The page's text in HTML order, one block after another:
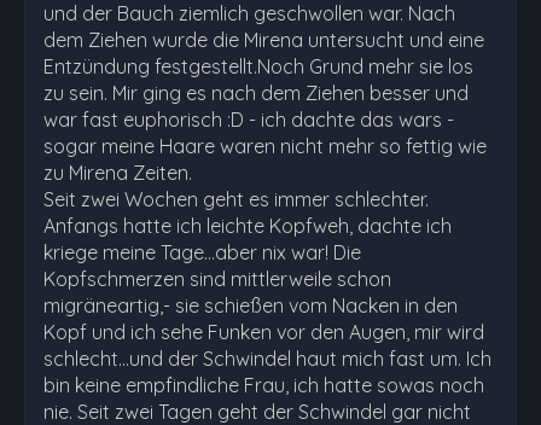
und der Bauch ziemlich geschwollen war. Nach
dem Ziehen wurde die Mirena untersucht und eine
Entzündung festgestellt.Noch Grund mehr sie los
zu sein. Mir ging es nach dem Ziehen besser und
war fast euphorisch :D - ich dachte das wars -
sogar meine Haare waren nicht mehr so fettig wie
zu Mirena Zeiten.
Seit zwei Wochen geht es immer schlechter.
Anfangs hatte ich leichte Kopfweh, dachte ich
kriege meine Tage...aber nix war! Die
Kopfschmerzen sind mittlerweile schon
migräneartig,- sie schießen vom Nacken in den
Kopf und ich sehe Funken vor den Augen, mir wird
schlecht...und der Schwindel haut mich fast um. Ich
bin keine empfindliche Frau, ich hatte sowas noch
nie. Seit zwei Tagen geht der Schwindel gar nicht